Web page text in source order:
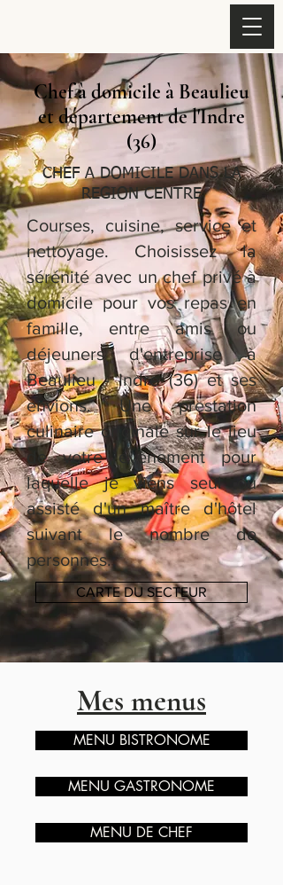
Chef à domicile à Beaulieu
et département de l'Indre
(36)
CHEF A DOMICILE DANS LA
REGION CENTRE
Courses, cuisine, service et
nettoyage. Choisissez la
sérénité avec un chef privé à
domicile pour vos repas en
famille, entre amis ou
déjeuners d'entreprise à
Beaulieu - Indre (36) et ses
envions. Une prestation
culinaire originale sur le lieu
de votre évènement pour
laquelle je viens seul ou
assisté d'un maître d'hôtel
suivant le nombre de
personnes.
CARTE DU SECTEUR
Mes menus
MENU BISTRONOME
MENU GASTRONOME
MENU DE CHEF